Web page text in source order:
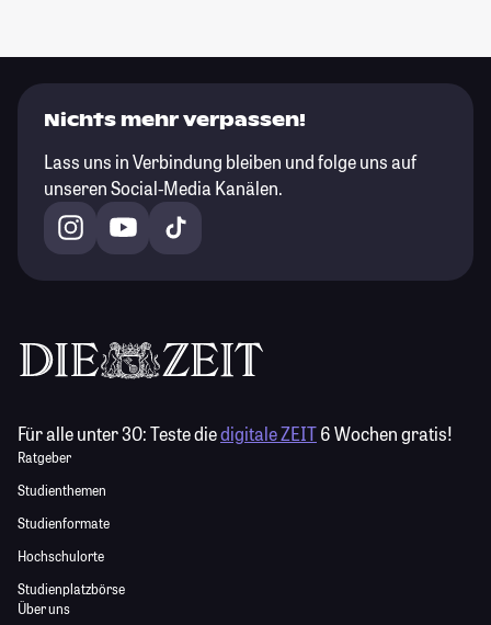
Nichts mehr verpassen!
Lass uns in Verbindung bleiben und folge uns auf
unseren Social-Media Kanälen.
Für alle unter 30:Teste diedigitale ZEIT6 Wochen gratis!
Ratgeber
Studienthemen
Studienformate
Hochschulorte
Studienplatzbörse
Über uns